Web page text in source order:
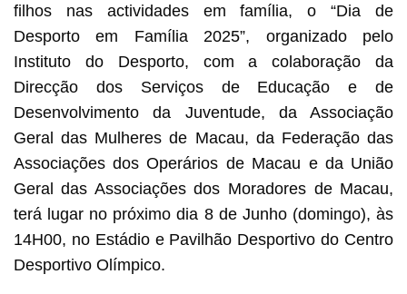
filhos nas actividades em família, o “Dia de
Desporto em Família 2025”, organizado pelo
Instituto do Desporto, com a colaboração da
Direcção dos Serviços de Educação e de
Desenvolvimento da Juventude, da Associação
Geral das Mulheres de Macau, da Federação das
Associações dos Operários de Macau e da União
Geral das Associações dos Moradores de Macau,
terá lugar no próximo dia 8 de Junho (domingo), às
14H00, no Estádio e Pavilhão Desportivo do Centro
Desportivo Olímpico.